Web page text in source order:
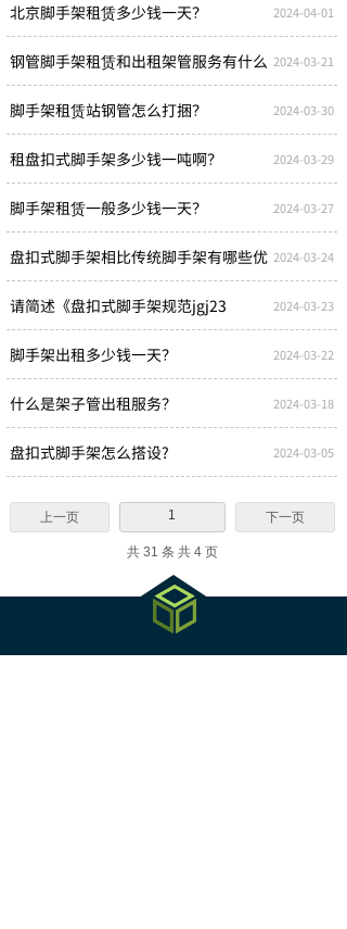
北京脚手架租赁多少钱一天？ 2024-04-01
钢管脚手架租赁和出租架管服务有什么 2024-03-21
脚手架租赁站钢管怎么打捆？ 2024-03-30
租盘扣式脚手架多少钱一吨啊？ 2024-03-29
脚手架租赁一般多少钱一天？ 2024-03-27
盘扣式脚手架相比传统脚手架有哪些优 2024-03-24
请简述《盘扣式脚手架规范jgj23 2024-03-23
脚手架出租多少钱一天？ 2024-03-22
什么是架子管出租服务？ 2024-03-18
盘扣式脚手架怎么搭设? 2024-03-05
上一页 1 下一页
共 31 条 共 4 页